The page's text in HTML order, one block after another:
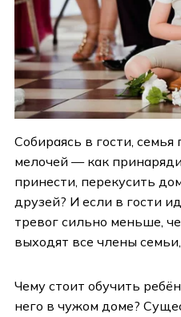
Собираясь в гости,
мелочей — как
принести, перекусить
друзей? И если в гости
тревог сильно меньше,
выходят все члены
Чему стоит обучить
него в чужом доме?